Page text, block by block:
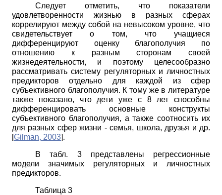
Следует отметить, что показатели
удовлетворенности жизнью в разных сферах
коррелируют между собой на невысоком уровне, что
свидетельствует о том, что учащиеся
дифференцируют оценку благополучия по
отношению к разным сторонам своей
жизнедеятельности, и поэтому целесообразно
рассматривать систему регуляторных и личностных
предикторов отдельно для каждой из сфер
субъективного благополучия. К тому же в литературе
также показано, что дети уже с 8 лет способны
дифференцировать основные конструкты
субъективного благополучия, а также соотносить их
для разных сфер жизни - семья, школа, друзья и др.
[Gilman, 2003].
В табл. 3 представлены регрессионные
модели значимых регуляторных и личностных
предикторов.
Таблица 3